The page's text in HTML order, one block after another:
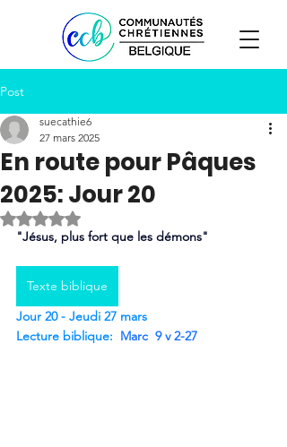
Post
En route pour Pâques
2025: Jour 20
suecathie6
27 mars 2025
Noté NaN étoiles sur 5.
"Jésus, plus fort que les démons"
Texte biblique
Jour 20 - Jeudi 27 mars
Lecture biblique: Marc  9 v 2-27